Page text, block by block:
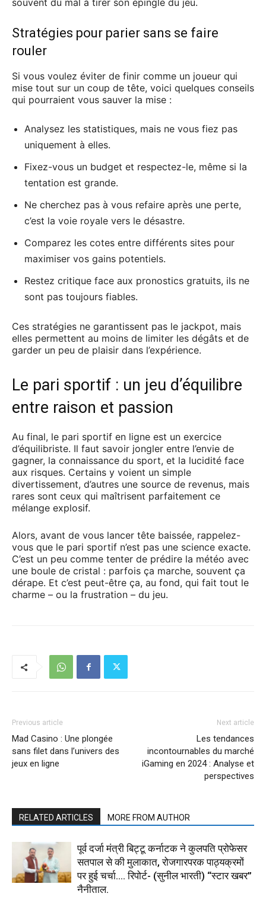
souvent du mal à tirer son épingle du jeu.
Stratégies pour parier sans se faire
rouler
Si vous voulez éviter de finir comme un joueur qui
mise tout sur un coup de tête, voici quelques conseils
qui pourraient vous sauver la mise :
Analysez les statistiques, mais ne vous fiez pas
uniquement à elles.
Fixez-vous un budget et respectez-le, même si la
tentation est grande.
Ne cherchez pas à vous refaire après une perte,
c’est la voie royale vers le désastre.
Comparez les cotes entre différents sites pour
maximiser vos gains potentiels.
Restez critique face aux pronostics gratuits, ils ne
sont pas toujours fiables.
Ces stratégies ne garantissent pas le jackpot, mais
elles permettent au moins de limiter les dégâts et de
garder un peu de plaisir dans l’expérience.
Le pari sportif : un jeu d’équilibre
entre raison et passion
Au final, le pari sportif en ligne est un exercice
d’équilibriste. Il faut savoir jongler entre l’envie de
gagner, la connaissance du sport, et la lucidité face
aux risques. Certains y voient un simple
divertissement, d’autres une source de revenus, mais
rares sont ceux qui maîtrisent parfaitement ce
mélange explosif.
Alors, avant de vous lancer tête baissée, rappelez-
vous que le pari sportif n’est pas une science exacte.
C’est un peu comme tenter de prédire la météo avec
une boule de cristal : parfois ça marche, souvent ça
dérape. Et c’est peut-être ça, au fond, qui fait tout le
charme – ou la frustration – du jeu.
Previous article
Mad Casino : Une plongée
sans filet dans l’univers des
jeux en ligne
Next article
Les tendances
incontournables du marché
iGaming en 2024 : Analyse et
perspectives
RELATED ARTICLES MORE FROM AUTHOR
पूर्व दर्जा मंत्री बिट्टू कर्नाटक ने कुलपति प्रोफेसर
सतपाल से की मुलाकात, रोजगारपरक पाठ्यक्रमों
पर हुई चर्चा…. रिपोर्ट- (सुनील भारती) “स्टार खबर”
नैनीताल.